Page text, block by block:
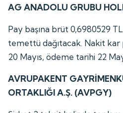
AG ANADOLU GRUBU
Pay başına brüt 0,6980529
temettü dağıtacak. Nakit kar
20 Mayıs, ödeme tarihi 22
AVRUPAKENT
ORTAKLIĞI A.Ş. (AVPGY)